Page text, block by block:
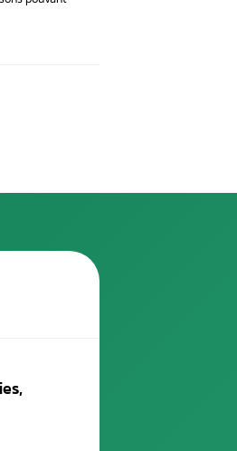
C’est important surtout
de carburant. Vous pouvez
constructeur :
due à des
Veillez également à les